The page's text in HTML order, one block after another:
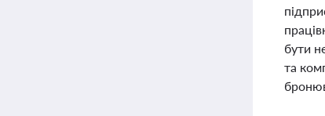
бути
та